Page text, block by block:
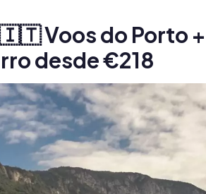
🇮🇹 Voos do Porto
desde €218